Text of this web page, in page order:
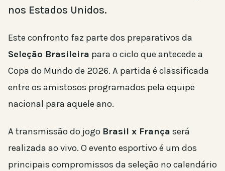
nos Estados Unidos.
Este confronto faz parte dos preparativos da
Seleção Brasileira para o ciclo que antecede a
Copa do Mundo de 2026. A partida é classificada
entre os amistosos programados pela equipe
nacional para aquele ano.
A transmissão do jogo Brasil x França será
realizada ao vivo. O evento esportivo é um dos
principais compromissos da seleção no calendário